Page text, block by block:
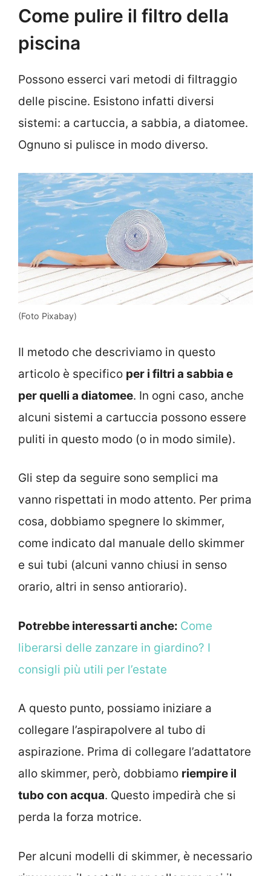
Come pulire il filtro della
piscina
Possono esserci vari metodi di filtraggio
delle piscine. Esistono infatti diversi
sistemi: a cartuccia, a sabbia, a diatomee.
Ognuno si pulisce in modo diverso.
(Foto Pixabay)
Il metodo che descriviamo in questo
articolo è specifico per i filtri a sabbia e
per quelli a diatomee. In ogni caso, anche
alcuni sistemi a cartuccia possono essere
puliti in questo modo (o in modo simile).
Gli step da seguire sono semplici ma
vanno rispettati in modo attento. Per prima
cosa, dobbiamo spegnere lo skimmer,
come indicato dal manuale dello skimmer
e sui tubi (alcuni vanno chiusi in senso
orario, altri in senso antiorario).
Potrebbe interessarti anche: Come
liberarsi delle zanzare in giardino? I
consigli più utili per l’estate
A questo punto, possiamo iniziare a
collegare l’aspirapolvere al tubo di
aspirazione. Prima di collegare l’adattatore
allo skimmer, però, dobbiamo riempire il
tubo con acqua. Questo impedirà che si
perda la forza motrice.
Per alcuni modelli di skimmer, è necessario